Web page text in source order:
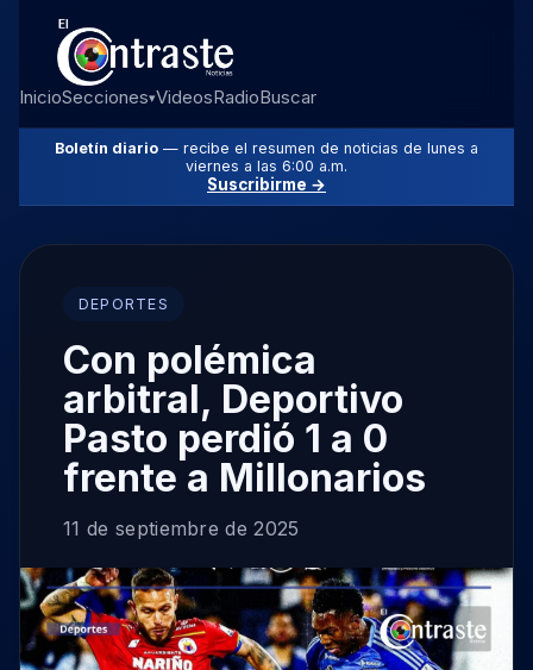
InicioSecciones▾VideosRadioBuscar
Boletín diario — recibe el resumen de noticias de lunes a
viernes a las 6:00 a.m.
Suscribirme →
DEPORTES
Con polémica
arbitral, Deportivo
Pasto perdió 1 a 0
frente a Millonarios
11 de septiembre de 2025